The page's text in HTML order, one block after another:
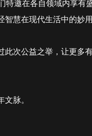
邀在各自领域内享
慧在现代生活中的妙用
次公益之举，让更多
脉。